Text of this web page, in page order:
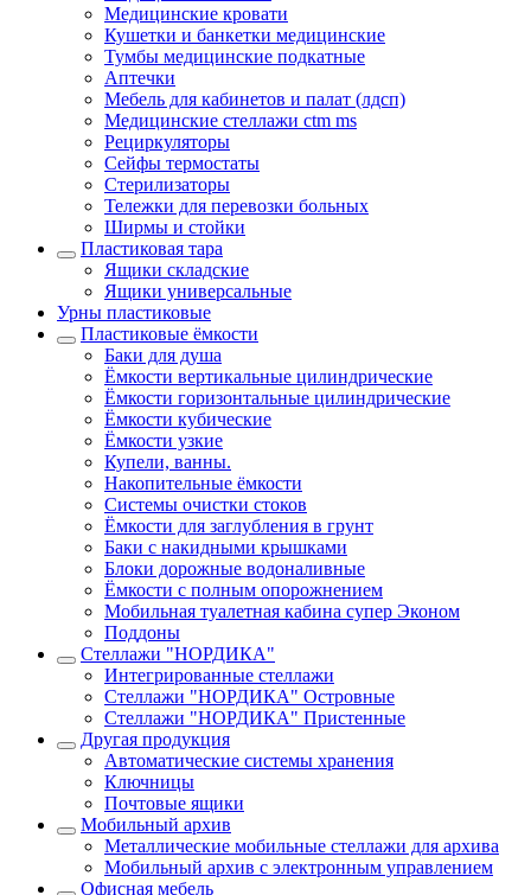
Медицинские кровати
Кушетки и банкетки медицинские
Тумбы медицинские подкатные
Аптечки
Мебель для кабинетов и палат (лдсп)
Медицинские стеллажи ctm ms
Рециркуляторы
Сейфы термостаты
Стерилизаторы
Тележки для перевозки больных
Ширмы и стойки
Пластиковая тара
Ящики складские
Ящики универсальные
Урны пластиковые
Пластиковые ёмкости
Баки для душа
Ёмкости вертикальные цилиндрические
Ёмкости горизонтальные цилиндрические
Ёмкости кубические
Ёмкости узкие
Купели, ванны.
Накопительные ёмкости
Системы очистки стоков
Ёмкости для заглубления в грунт
Баки с накидными крышками
Блоки дорожные водоналивные
Ёмкости с полным опорожнением
Мобильная туалетная кабина супер Эконом
Поддоны
Стеллажи "НОРДИКА"
Интегрированные стеллажи
Стеллажи "НОРДИКА" Островные
Стеллажи "НОРДИКА" Пристенные
Другая продукция
Автоматические системы хранения
Ключницы
Почтовые ящики
Мобильный архив
Металлические мобильные стеллажи для архива
Мобильный архив с электронным управлением
Офисная мебель